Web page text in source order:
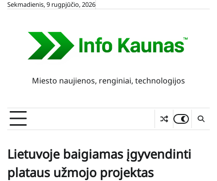
SkipSekmadienis, 9 rugpjūčio, 2026
Miesto naujienos, renginiai, technologijos
Lietuvoje baigiamas įgyvendinti
plataus užmojo projektas